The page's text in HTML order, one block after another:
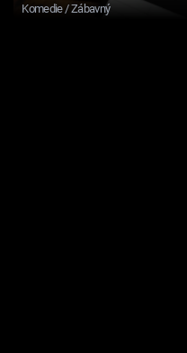
Komedie / Zábavný